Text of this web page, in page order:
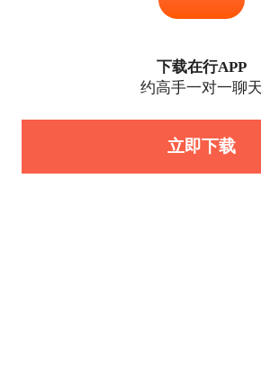
下载在行APP
约高手一对一聊天
立即下载